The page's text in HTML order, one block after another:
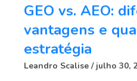
GEO vs. AEO:
vantagens e
estratégia
Leandro Scalise julho 30,